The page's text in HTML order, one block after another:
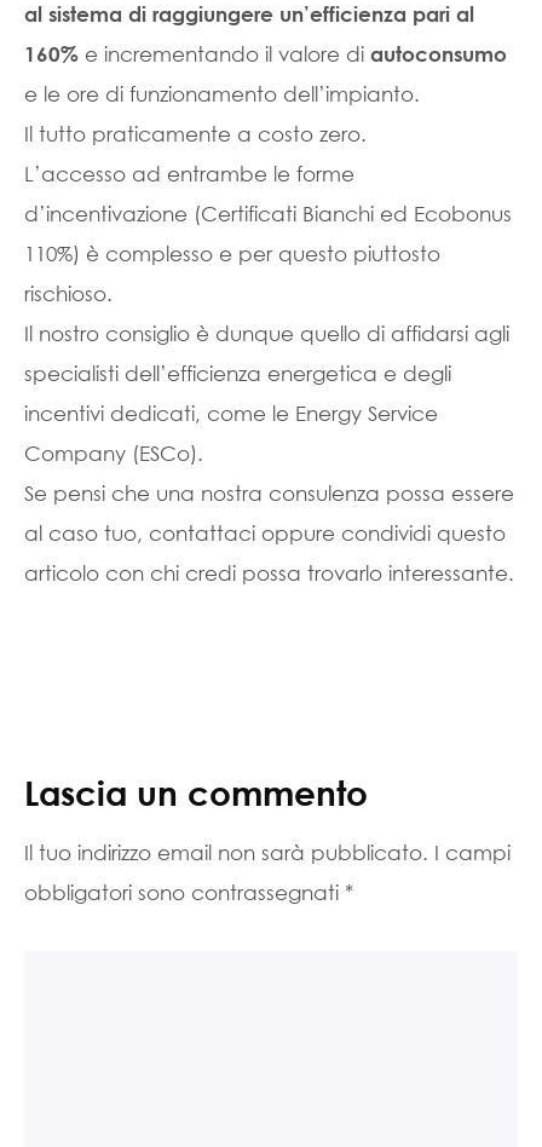
al sistema di raggiungere un’efficienza pari al
160% e incrementando il valore di autoconsumo
e le ore di funzionamento dell’impianto.
Il tutto praticamente a costo zero.
L’accesso ad entrambe le forme
d’incentivazione (Certificati Bianchi ed Ecobonus
110%) è complesso e per questo piuttosto
rischioso.
Il nostro consiglio è dunque quello di affidarsi agli
specialisti dell’efficienza energetica e degli
incentivi dedicati, come le Energy Service
Company (ESCo).
Se pensi che una nostra consulenza possa essere
al caso tuo, contattaci oppure condividi questo
articolo con chi credi possa trovarlo interessante.
Lascia un commento
Il tuo indirizzo email non sarà pubblicato. I campi
obbligatori sono contrassegnati *